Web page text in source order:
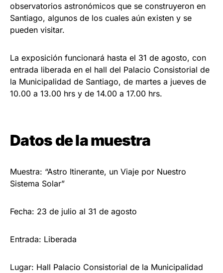
observatorios astronómicos que se construyeron en
Santiago, algunos de los cuales aún existen y se
pueden visitar.
La exposición funcionará hasta el 31 de agosto, con
entrada liberada en el hall del Palacio Consistorial de
la Municipalidad de Santiago, de martes a jueves de
10.00 a 13.00 hrs y de 14.00 a 17.00 hrs.
Datos de la muestra
Muestra: “Astro Itinerante, un Viaje por Nuestro
Sistema Solar”
Fecha: 23 de julio al 31 de agosto
Entrada: Liberada
Lugar: Hall Palacio Consistorial de la Municipalidad